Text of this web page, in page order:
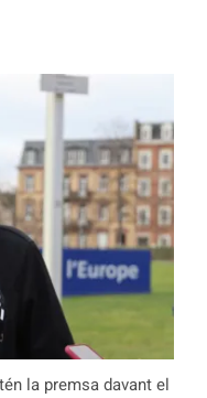
la premsa davant el